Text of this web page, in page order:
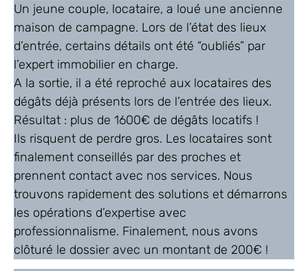
Un jeune couple, locataire, a loué une ancienne
maison de campagne. Lors de l’état des lieux
d’entrée, certains détails ont été “oubliés” par
l’expert immobilier en charge.
A la sortie, il a été reproché aux locataires des
dégâts déjà présents lors de l’entrée des lieux.
Résultat : plus de 1600€ de dégâts locatifs !
Ils risquent de perdre gros. Les locataires sont
finalement conseillés par des proches et
prennent contact avec nos services. Nous
trouvons rapidement des solutions et démarrons
les opérations d’expertise avec
professionnalisme. Finalement, nous avons
clôturé le dossier avec un montant de 200€ !